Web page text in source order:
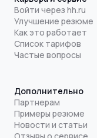
Войти через hh.ru
Улучшение резюме
Как это работает
Список тарифов
Частые вопросы
Дополнительно
Партнерам
Примеры резюме
Новости и статьи